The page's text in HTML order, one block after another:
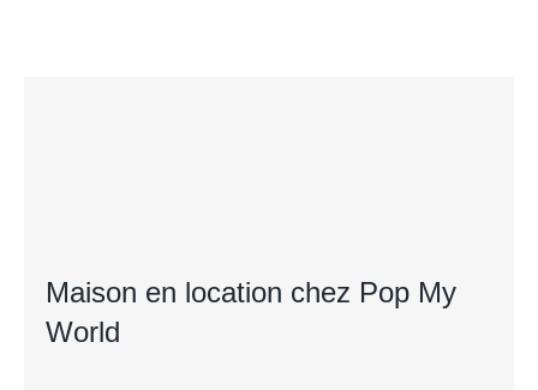
Maison en location chez Pop My
World